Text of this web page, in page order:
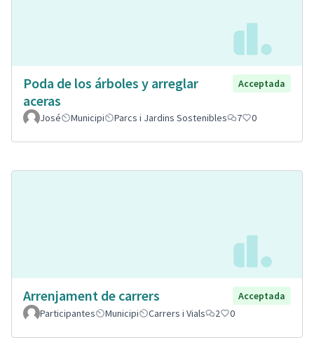
Poda de los árboles y arreglar
aceras
Acceptada
José Municipi Parcs i Jardins Sostenibles 7 0
Arrenjament de carrers
Acceptada
Participantes
Municipi Carrers i Vials 2 0